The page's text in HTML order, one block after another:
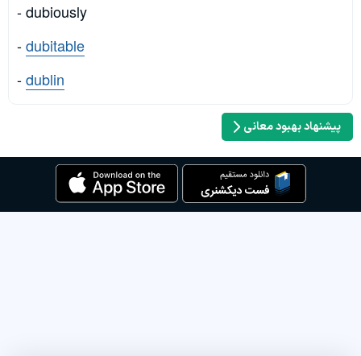
- dubiously
-dubitable
-dublin
پیشنهاد بهبود معانی